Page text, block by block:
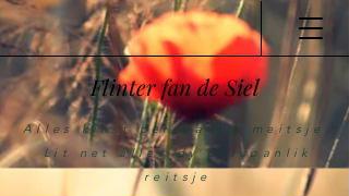
Flinter fan de Siel
Alles kinst persoanlik meitsje.
Lit net alles dy persoanlik
reitsje